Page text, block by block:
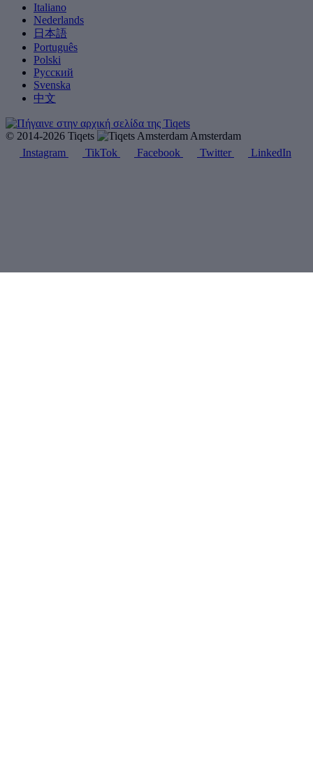
Italiano
Nederlands
日本語
Português
Polski
Русский
Svenska
中文
© 2014-2026 Tiqets
Amsterdam
Instagram
TikTok Facebook Twitter LinkedIn